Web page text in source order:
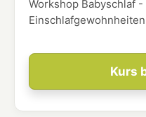
Kurs
Workshop Babyschlaf